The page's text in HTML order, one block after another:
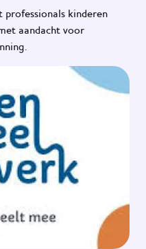
professionals kinderen
aandacht voor